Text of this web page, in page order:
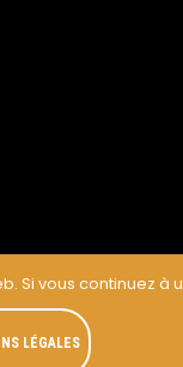
vous continuez à
LÉGALES